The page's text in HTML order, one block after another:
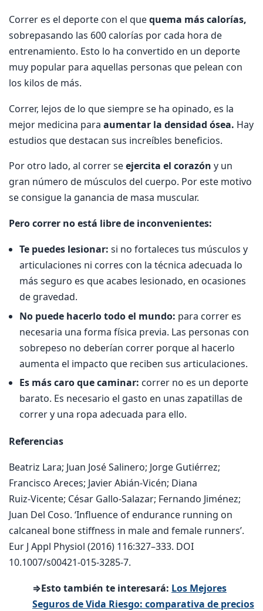
Correr es el deporte con el quequema más calorías,
sobrepasando las 600 calorías por cada hora de
entrenamiento. Esto lo ha convertido en un deporte
muy popular para aquellas personas que pelean con
los kilos de más.
Correr, lejos de lo que siempre se ha opinado, es la
mejor medicina para aumentar la densidad ósea. Hay
estudios que destacan sus increíbles beneficios.
Por otro lado, al correr seejercita el corazón y un
gran número de músculos del cuerpo. Por este motivo
se consigue la ganancia de masa muscular.
Pero correr no está libre de inconvenientes:
Te puedes lesionar: si no fortaleces tus músculos y
articulaciones ni corres con la técnica adecuada lo
más seguro es que acabes lesionado, en ocasiones
de gravedad.
No puede hacerlo todo el mundo: para correr es
necesaria una forma física previa. Las personas con
sobrepeso no deberían correr porque al hacerlo
aumenta el impacto que reciben sus articulaciones.
Es más caro que caminar: correr no es un deporte
barato. Es necesario el gasto en unas zapatillas de
correr y una ropa adecuada para ello.
Referencias
Beatriz Lara; Juan José Salinero; Jorge Gutiérrez;
Francisco Areces; Javier Abián‑Vicén; Diana
Ruiz‑Vicente; César Gallo‑Salazar; Fernando Jiménez;
Juan Del Coso. ‘Influence of endurance running on
calcaneal bone stiffness in male and female runners’.
Eur J Appl Physiol (2016) 116:327–333. DOI
10.1007/s00421-015-3285-7.
⇒Esto también te interesará: Los Mejores
Seguros de Vida Riesgo: comparativa de precios